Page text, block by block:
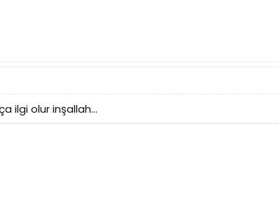
ilgi olur inşallah...